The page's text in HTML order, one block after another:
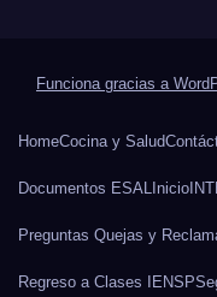
Funciona gracias a
HomeCocina y Salud
Documentos ESAL Inicio
Preguntas Quejas y
Regreso a Clases IENSP